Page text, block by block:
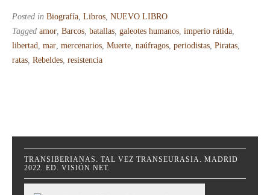
Posted in Biografía Libros NUEVO LIBRO
Tagged amor Barcos batallas galeotes humanos imperio rátida
libertad
mar mercenarios Muerte naúfragos periodistas Piratas
ratas Rebeldes resistencia
TRANSIBERIANAS. TAL VEZ TRANSEURASIA. MADRID
2022. ED. VISIÓN NET.